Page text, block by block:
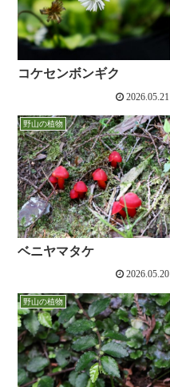
コケセンボンギク
2026.05.21
野山の植物
ベニヤマタケ
2026.05.20
野山の植物